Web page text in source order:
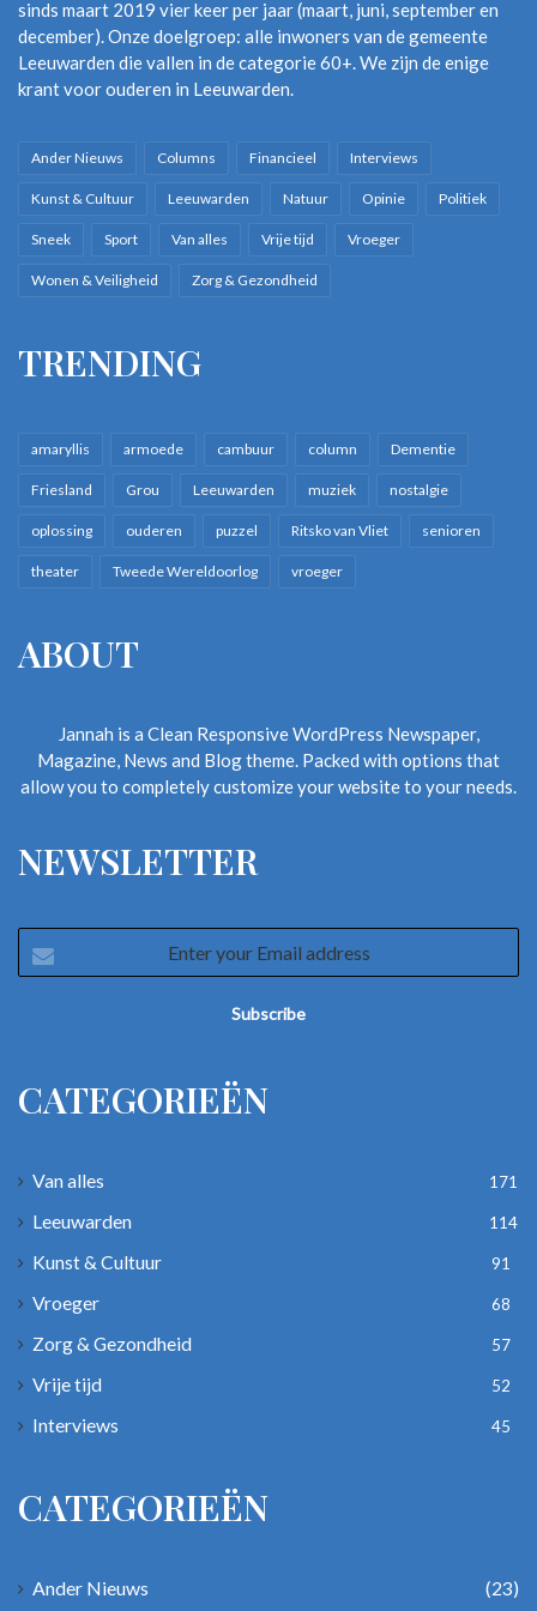
Jan alles meegemaakt. Dieptepunt was het seizoen met Simon
Kistemaker: Cambuur werd laatste van de Eerste Divisie. Fritz
Korbach, zijn portret hangt toevallig naast dat van Kistemaker
in de persruimte, was een van de hoogtepunten. “Een sensatie,
vijftien jaar lang met veel plezier bij de veteranen.
sinds maart 2019 vier keer per jaar (maart, juni, september en
december). Onze doelgroep: alle inwoners van de gemeente
Leeuwarden die vallen in de categorie 60+. We zijn de enige
krant voor ouderen in Leeuwarden.
Ander Nieuws Columns Financieel Interviews
Kunst & Cultuur Leeuwarden Natuur Opinie Politiek
Sneek Sport Van alles Vrije tijd Vroeger
Wonen & Veiligheid Zorg & Gezondheid
TRENDING
amaryllis armoede cambuur column Dementie
Friesland Grou Leeuwarden muziek nostalgie
oplossing ouderen puzzel Ritsko van Vliet senioren
theater Tweede Wereldoorlog vroeger
ABOUT
Jannah is a Clean Responsive WordPress Newspaper,
Magazine, News and Blog theme. Packed with options that
allow you to completely customize your website to your needs.
NEWSLETTER
your
CATEGORIEËN
Van alles 171
Leeuwarden 114
Kunst & Cultuur 91
Vroeger 68
Zorg & Gezondheid 57
Vrije tijd 52
Interviews 45
CATEGORIEËN
Ander Nieuws (23)